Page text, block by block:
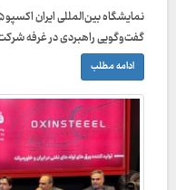
گفت‌وگویی راهبردی در غرفه
ادامه مطلب